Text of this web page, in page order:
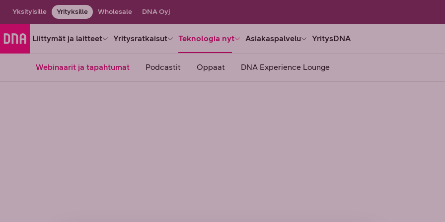
Yksityisille Yrityksille Wholesale DNA Oyj
Liittymät ja laitteet Yritysratkaisut Teknologia nyt Asiakaspalvelu YritysDNA
Webinaarit ja tapahtumat Podcastit Oppaat DNA Experience Lounge